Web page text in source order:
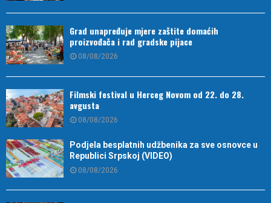
Grad unapređuje mjere zaštite domaćih
proizvođača i rad gradske pijace
08/08/2026
Filmski festival u Herceg Novom od 22. do 28.
avgusta
08/08/2026
Podjela besplatnih udžbenika za sve osnovce u
Republici Srpskoj (VIDEO)
08/08/2026